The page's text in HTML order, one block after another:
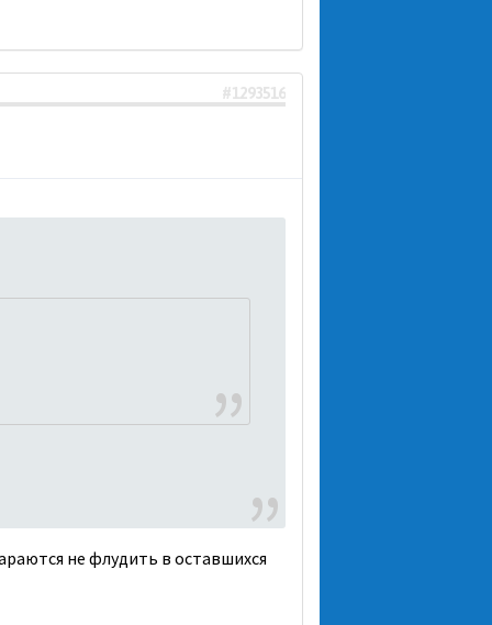
#1293516
не флудить в оставшихся